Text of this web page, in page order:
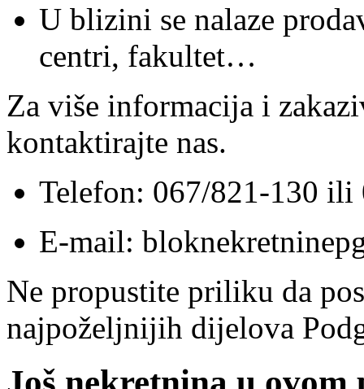
U blizini se nalaze
centri, fakultet…
Za više informacija i
kontaktirajte nas.
Telefon: 067/821-130 ili
E-mail:
Ne propustite priliku da
najpoželjnijih dijelova